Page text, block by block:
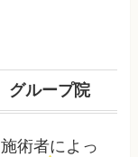
グループ院
施術者によっ